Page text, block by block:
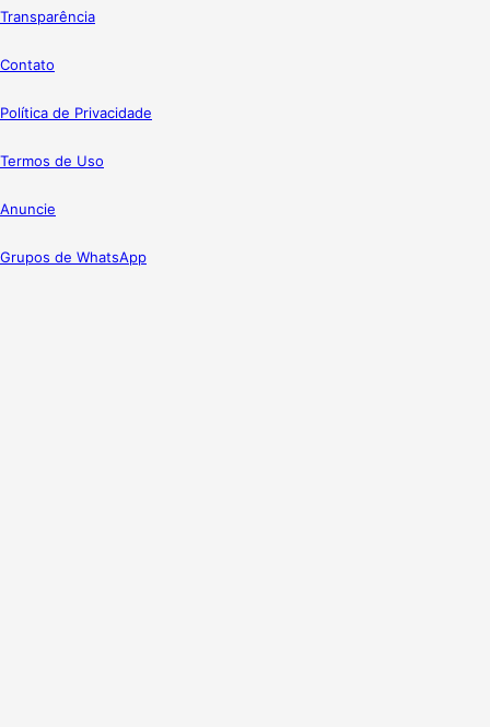
Transparência
Contato
Política de Privacidade
Termos de Uso
Anuncie
Grupos de WhatsApp